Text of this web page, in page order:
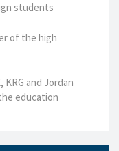
students
of the high
and Jordan
education